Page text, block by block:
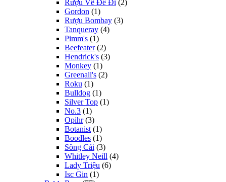
Rượu Về Để Đi (2)
Gordon (1)
Rượu Bombay (3)
Tanqueray (4)
Pimm's (1)
Beefeater (2)
Hendrick's (3)
Monkey (1)
Greenall's (2)
Roku (1)
Bulldog (1)
Silver Top (1)
No.3 (1)
Opihr (3)
Botanist (1)
Boodles (1)
Sông Cái (3)
Whitley Neill (4)
Lady Triệu (6)
Isc Gin (1)